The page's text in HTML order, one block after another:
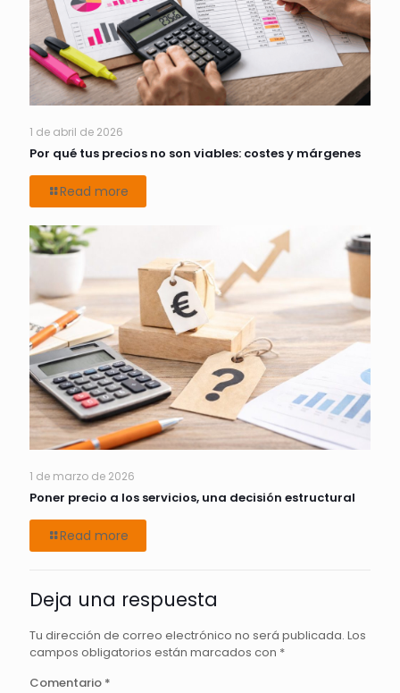
1 de abril de 2026
Por qué tus precios no son viables: costes y márgenes
Read more
1 de marzo de 2026
Poner precio a los servicios, una decisión estructural
Read more
Deja una respuesta
Tu dirección de correo electrónico no será publicada. Los
campos obligatorios están marcados con *
Comentario *